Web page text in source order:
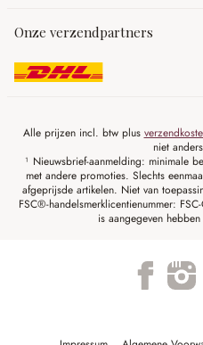
Onze verzendpartners
Alle prijzen incl. btw plus
niet
¹ Nieuwsbrief-aanmelding: minimale
met andere promoties. Slechts
afgeprijsde artikelen. Niet van
FSC®-handelsmerklicentienummer:
is aangegeven